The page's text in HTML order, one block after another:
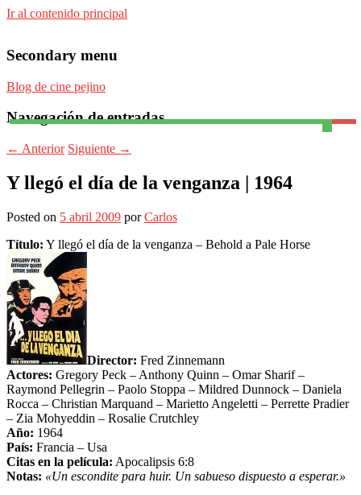
Ir al contenido principal
Secondary menu
Blog de cine pejino
Blog de cine pejino
Para todos los públicos
Navegación de entradas
← Anterior Siguiente →
Y llegó el día de la venganza | 1964
Posted on 5 abril 2009 porCarlos
Título: Y llegó el día de la venganza – Behold a Pale Horse
Director: Fred Zinnemann
Actores: Gregory Peck – Anthony Quinn – Omar Sharif –
Raymond Pellegrin – Paolo Stoppa – Mildred Dunnock – Daniela
Rocca – Christian Marquand – Marietto Angeletti – Perrette Pradier
– Zia Mohyeddin – Rosalie Crutchley
Año: 1964
País: Francia – Usa
Citas en la película: Apocalipsis 6:8
Notas: «Un escondite para huir. Un sabueso dispuesto a esperar.»